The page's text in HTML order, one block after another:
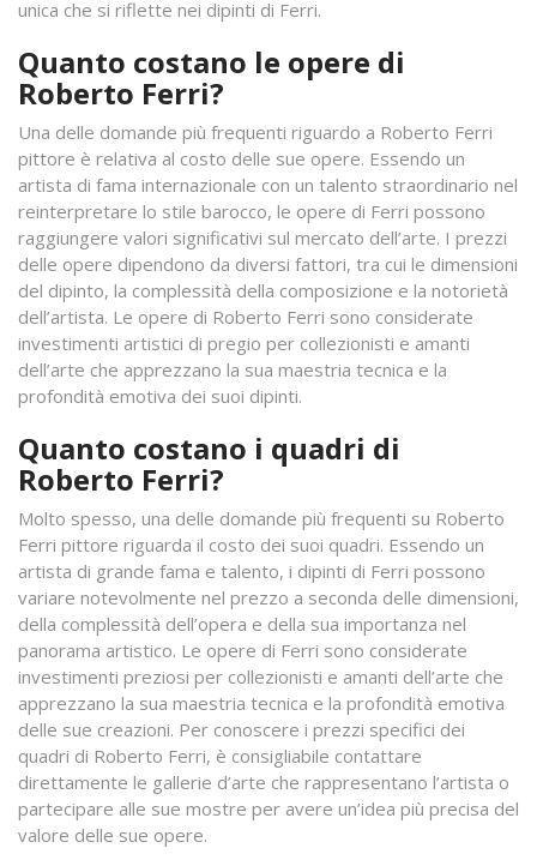
unica che si riflette nei dipinti di Ferri.
Quanto costano le opere di
Roberto Ferri?
Una delle domande più frequenti riguardo a Roberto Ferri
pittore è relativa al costo delle sue opere. Essendo un
artista di fama internazionale con un talento straordinario nel
reinterpretare lo stile barocco, le opere di Ferri possono
raggiungere valori significativi sul mercato dell’arte. I prezzi
delle opere dipendono da diversi fattori, tra cui le dimensioni
del dipinto, la complessità della composizione e la notorietà
dell’artista. Le opere di Roberto Ferri sono considerate
investimenti artistici di pregio per collezionisti e amanti
dell’arte che apprezzano la sua maestria tecnica e la
profondità emotiva dei suoi dipinti.
Quanto costano i quadri di
Roberto Ferri?
Molto spesso, una delle domande più frequenti su Roberto
Ferri pittore riguarda il costo dei suoi quadri. Essendo un
artista di grande fama e talento, i dipinti di Ferri possono
variare notevolmente nel prezzo a seconda delle dimensioni,
della complessità dell’opera e della sua importanza nel
panorama artistico. Le opere di Ferri sono considerate
investimenti preziosi per collezionisti e amanti dell’arte che
apprezzano la sua maestria tecnica e la profondità emotiva
delle sue creazioni. Per conoscere i prezzi specifici dei
quadri di Roberto Ferri, è consigliabile contattare
direttamente le gallerie d’arte che rappresentano l’artista o
partecipare alle sue mostre per avere un’idea più precisa del
valore delle sue opere.